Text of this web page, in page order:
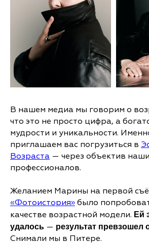
В нашем медиа мы говорим о
что это не просто цифра, а
мудрости и уникальности.
приглашаем вас погрузиться в
Возраста — через объектив
профессионалов.
Желанием Марины на первой
«Фотоистория» было
качестве возрастной модели. Ей
удалось — результат превзошел
Снимали мы в Питере.